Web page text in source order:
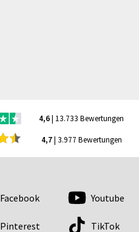
4,6| 13.733 Bewertungen
4,7| 3.977 Bewertungen
Facebook Youtube
Pinterest TikTok